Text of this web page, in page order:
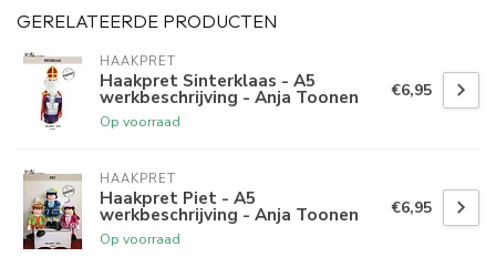
GERELATEERDE PRODUCTEN
HAAKPRET
Haakpret Sinterklaas - A5
werkbeschrijving - Anja Toonen
Op voorraad
€6,95
HAAKPRET
Haakpret Piet - A5
werkbeschrijving - Anja Toonen
Op voorraad
€6,95